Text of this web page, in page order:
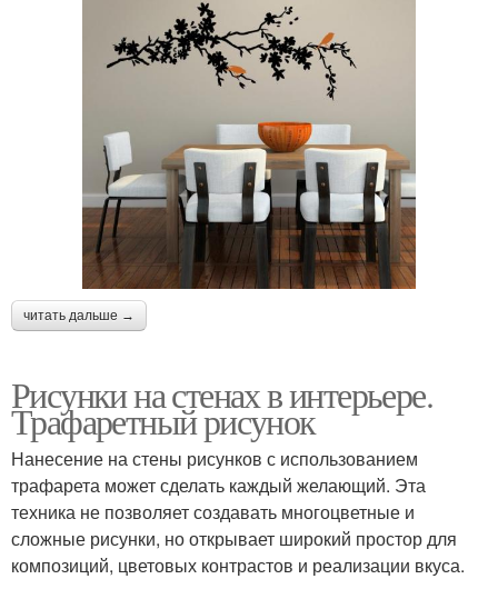
читать дальше →
Рисунки на стенах в интерьере.
Трафаретный рисунок
Нанесение на стены рисунков с использованием
трафарета может сделать каждый желающий. Эта
техника не позволяет создавать многоцветные и
сложные рисунки, но открывает широкий простор для
композиций, цветовых контрастов и реализации вкуса.